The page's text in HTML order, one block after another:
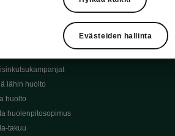
Škoda-varaosat
Škoda-moottoriöljyt
lähin huolto
huolto
huolenpitosopimus
takuu
Evästeiden hallinta